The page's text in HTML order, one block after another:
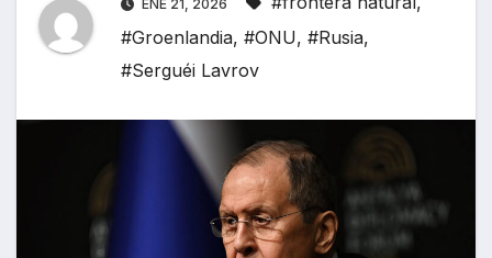
ENE 21, 2026
#Groenlandia, #ONU, #Rusia,
#Serguéi Lavrov